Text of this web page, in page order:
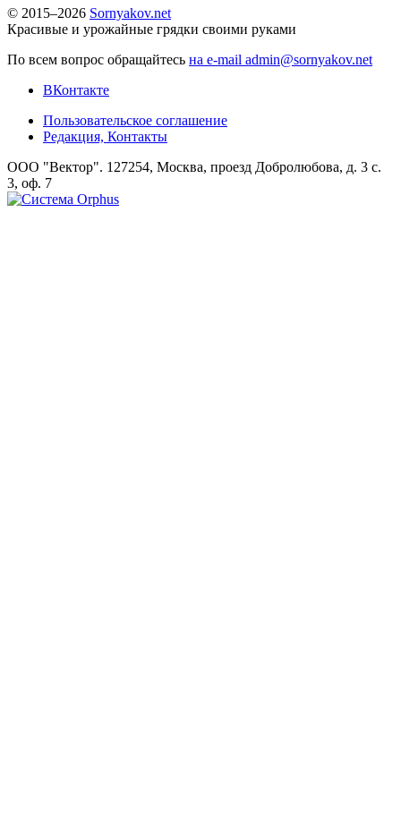
© 2015–2026 Sornyakov.net
Красивые и урожайные грядки своими руками
По всем вопрос обращайтесь на e-mail admin@sornyakov.net
ВКонтакте
Пользовательское соглашение
Редакция, Контакты
ООО "Вектор". 127254, Москва, проезд Добролюбова, д. 3 с.
3, оф. 7